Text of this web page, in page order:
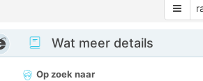
Wat meer details
Op zoek naar